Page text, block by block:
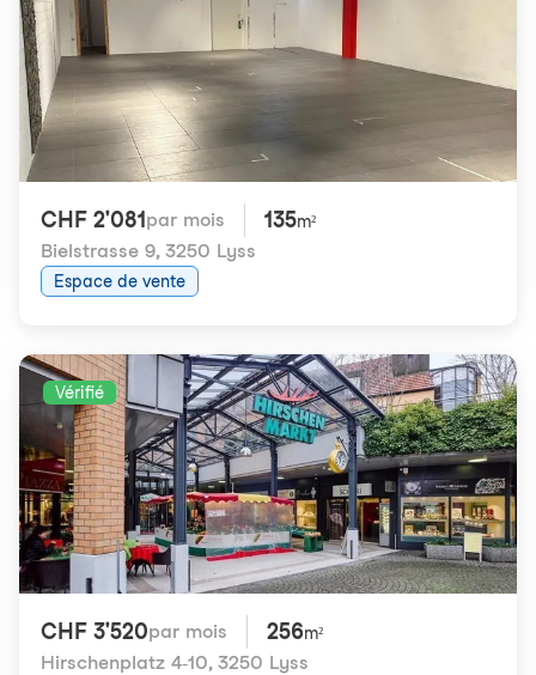
CHF 2'081 par mois 135m²
Bielstrasse 9, 3250 Lyss
Espace de vente
Vérifié
CHF 3'520par mois 256m²
Hirschenplatz 4-10, 3250 Lyss